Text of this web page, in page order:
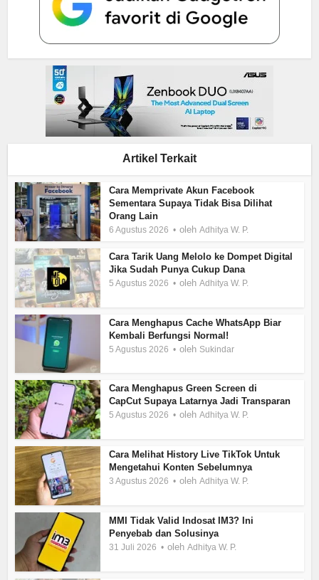
Artikel Terkait
Cara Memprivate Akun Facebook
Sementara Supaya Tidak Bisa Dilihat
Orang Lain
6 Agustus 2026 olehAdhitya W. P.
Cara Tarik Uang Melolo ke Dompet Digital
Jika Sudah Punya Cukup Dana
5 Agustus 2026 olehAdhitya W. P.
Cara Menghapus Cache WhatsApp Biar
Kembali Berfungsi Normal!
5 Agustus 2026 oleh Sukindar
Cara Menghapus Green Screen di
CapCut Supaya Latarnya Jadi Transparan
5 Agustus 2026 olehAdhitya W. P.
Cara Melihat History Live TikTok Untuk
Mengetahui Konten Sebelumnya
3 Agustus 2026 olehAdhitya W. P.
MMI Tidak Valid Indosat IM3? Ini
Penyebab dan Solusinya
31 Juli 2026 olehAdhitya W. P.